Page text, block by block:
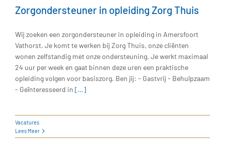
Zorgondersteuner in opleiding Zorg Thuis
Wij zoeken een zorgondersteuner in opleiding in Amersfoort
Vathorst. Je komt te werken bij Zorg Thuis, onze cliënten
wonen zelfstandig met onze ondersteuning. Je werkt maximaal
24 uur per week en gaat binnen deze uren een praktische
opleiding volgen voor basiszorg. Ben jij: - Gastvrij - Behulpzaam
- Geïnteresseerd in [...]
Vacatures
Lees Meer